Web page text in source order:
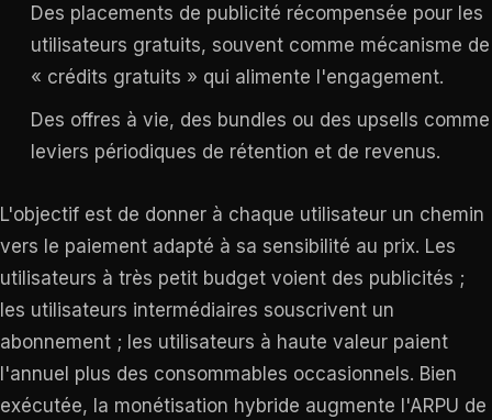
Des placements de publicité récompensée pour les
utilisateurs gratuits, souvent comme mécanisme de
« crédits gratuits » qui alimente l'engagement.
Des offres à vie, des bundles ou des upsells comme
leviers périodiques de rétention et de revenus.
L'objectif est de donner à chaque utilisateur un chemin
vers le paiement adapté à sa sensibilité au prix. Les
utilisateurs à très petit budget voient des publicités ;
les utilisateurs intermédiaires souscrivent un
abonnement ; les utilisateurs à haute valeur paient
l'annuel plus des consommables occasionnels. Bien
exécutée, la monétisation hybride augmente l'ARPU de